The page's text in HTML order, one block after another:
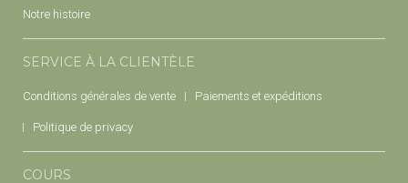
Notre histoire
SERVICE À LA CLIENTÈLE
Conditions générales de vente Paiements et expéditions
Politique de privacy
COURS